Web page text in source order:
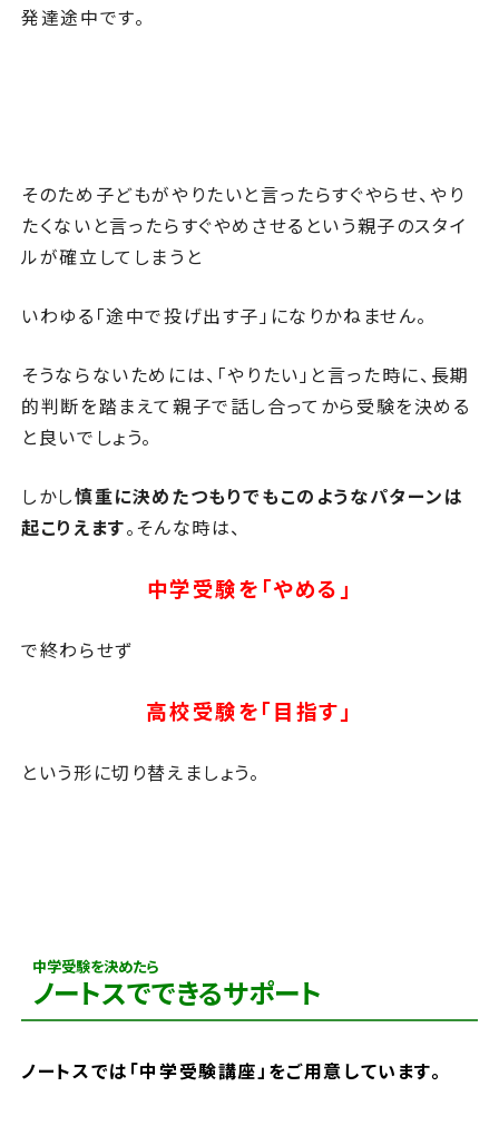
発達途中です。
そのため子どもがやりたいと言ったらすぐやらせ、やり
たくないと言ったらすぐやめさせるという親子のスタイ
ルが確立してしまうと
いわゆる「途中で投げ出す子」になりかねません。
そうならないためには、「やりたい」と言った時に、長期
的判断を踏まえて親子で話し合ってから受験を決める
と良いでしょう。
しかし慎重に決めたつもりでもこのようなパターンは
起こりえます。そんな時は、
中学受験を「やめる」
で終わらせず
高校受験を「目指す」
という形に切り替えましょう。
中学受験を決めたら
ノートスでできるサポート
ノートスでは「中学受験講座」をご用意しています。